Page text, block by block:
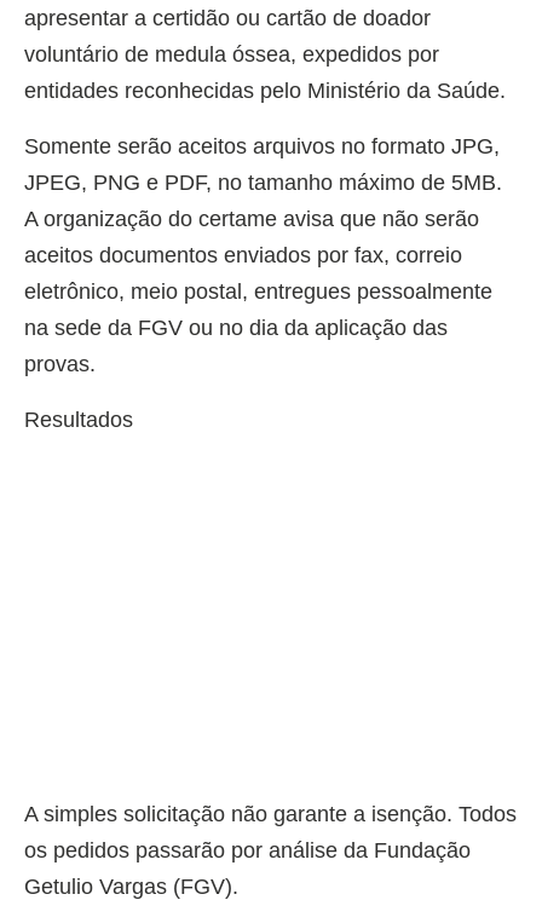
apresentar a certidão ou cartão de doador
voluntário de medula óssea, expedidos por
entidades reconhecidas pelo Ministério da Saúde.
Somente serão aceitos arquivos no formato JPG,
JPEG, PNG e PDF, no tamanho máximo de 5MB.
A organização do certame avisa que não serão
aceitos documentos enviados por fax, correio
eletrônico, meio postal, entregues pessoalmente
na sede da FGV ou no dia da aplicação das
provas.
Resultados
A simples solicitação não garante a isenção. Todos
os pedidos passarão por análise da Fundação
Getulio Vargas (FGV).